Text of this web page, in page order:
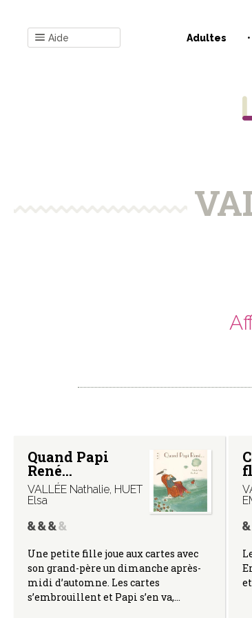
Aide Adultes
Quand Papi
René…
VALLÉE Nathalie, HUET
Elsa
Une petite fille joue aux cartes avec
son grand-père un dimanche après-
midi d’automne. Les cartes
s’embrouillent et Papi s’en va,…